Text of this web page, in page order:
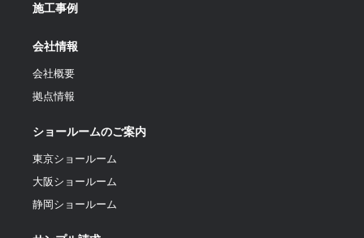
施工事例
会社情報
会社概要
拠点情報
ショールームのご案内
東京ショールーム
大阪ショールーム
静岡ショールーム